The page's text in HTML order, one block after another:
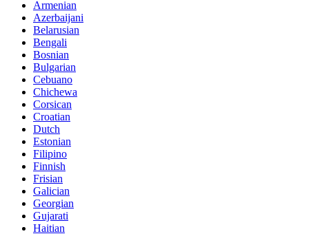
Armenian
Azerbaijani
Belarusian
Bengali
Bosnian
Bulgarian
Cebuano
Chichewa
Corsican
Croatian
Dutch
Estonian
Filipino
Finnish
Frisian
Galician
Georgian
Gujarati
Haitian